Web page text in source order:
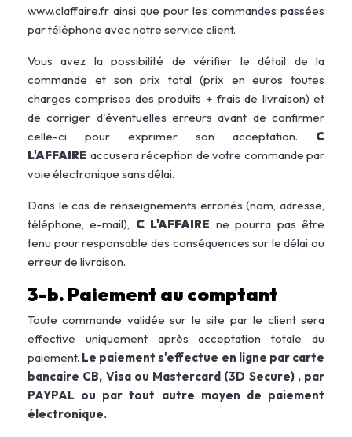
www.claffaire.fr ainsi que pour les commandes passées
par téléphone avec notre service client.
Vous avez la possibilité de vérifier le détail de la
commande et son prix total (prix en euros toutes
charges comprises des produits + frais de livraison) et
de corriger d'éventuelles erreurs avant de confirmer
celle-ci pour exprimer son acceptation.
C
L'AFFAIRE accusera réception de votre commande par
voie électronique sans délai.
Dans le cas de renseignements erronés (nom, adresse,
téléphone, e-mail), C L'AFFAIRE ne pourra pas être
tenu pour responsable des conséquences sur le délai ou
erreur de livraison.
3-b. Paiement au comptant
Toute commande validée sur le site par le client sera
effective uniquement après acceptation totale du
paiement. Le paiement s'effectue en ligne par carte
bancaire CB, Visa ou Mastercard (3D Secure), par
PAYPAL ou par tout autre moyen de paiement
électronique.